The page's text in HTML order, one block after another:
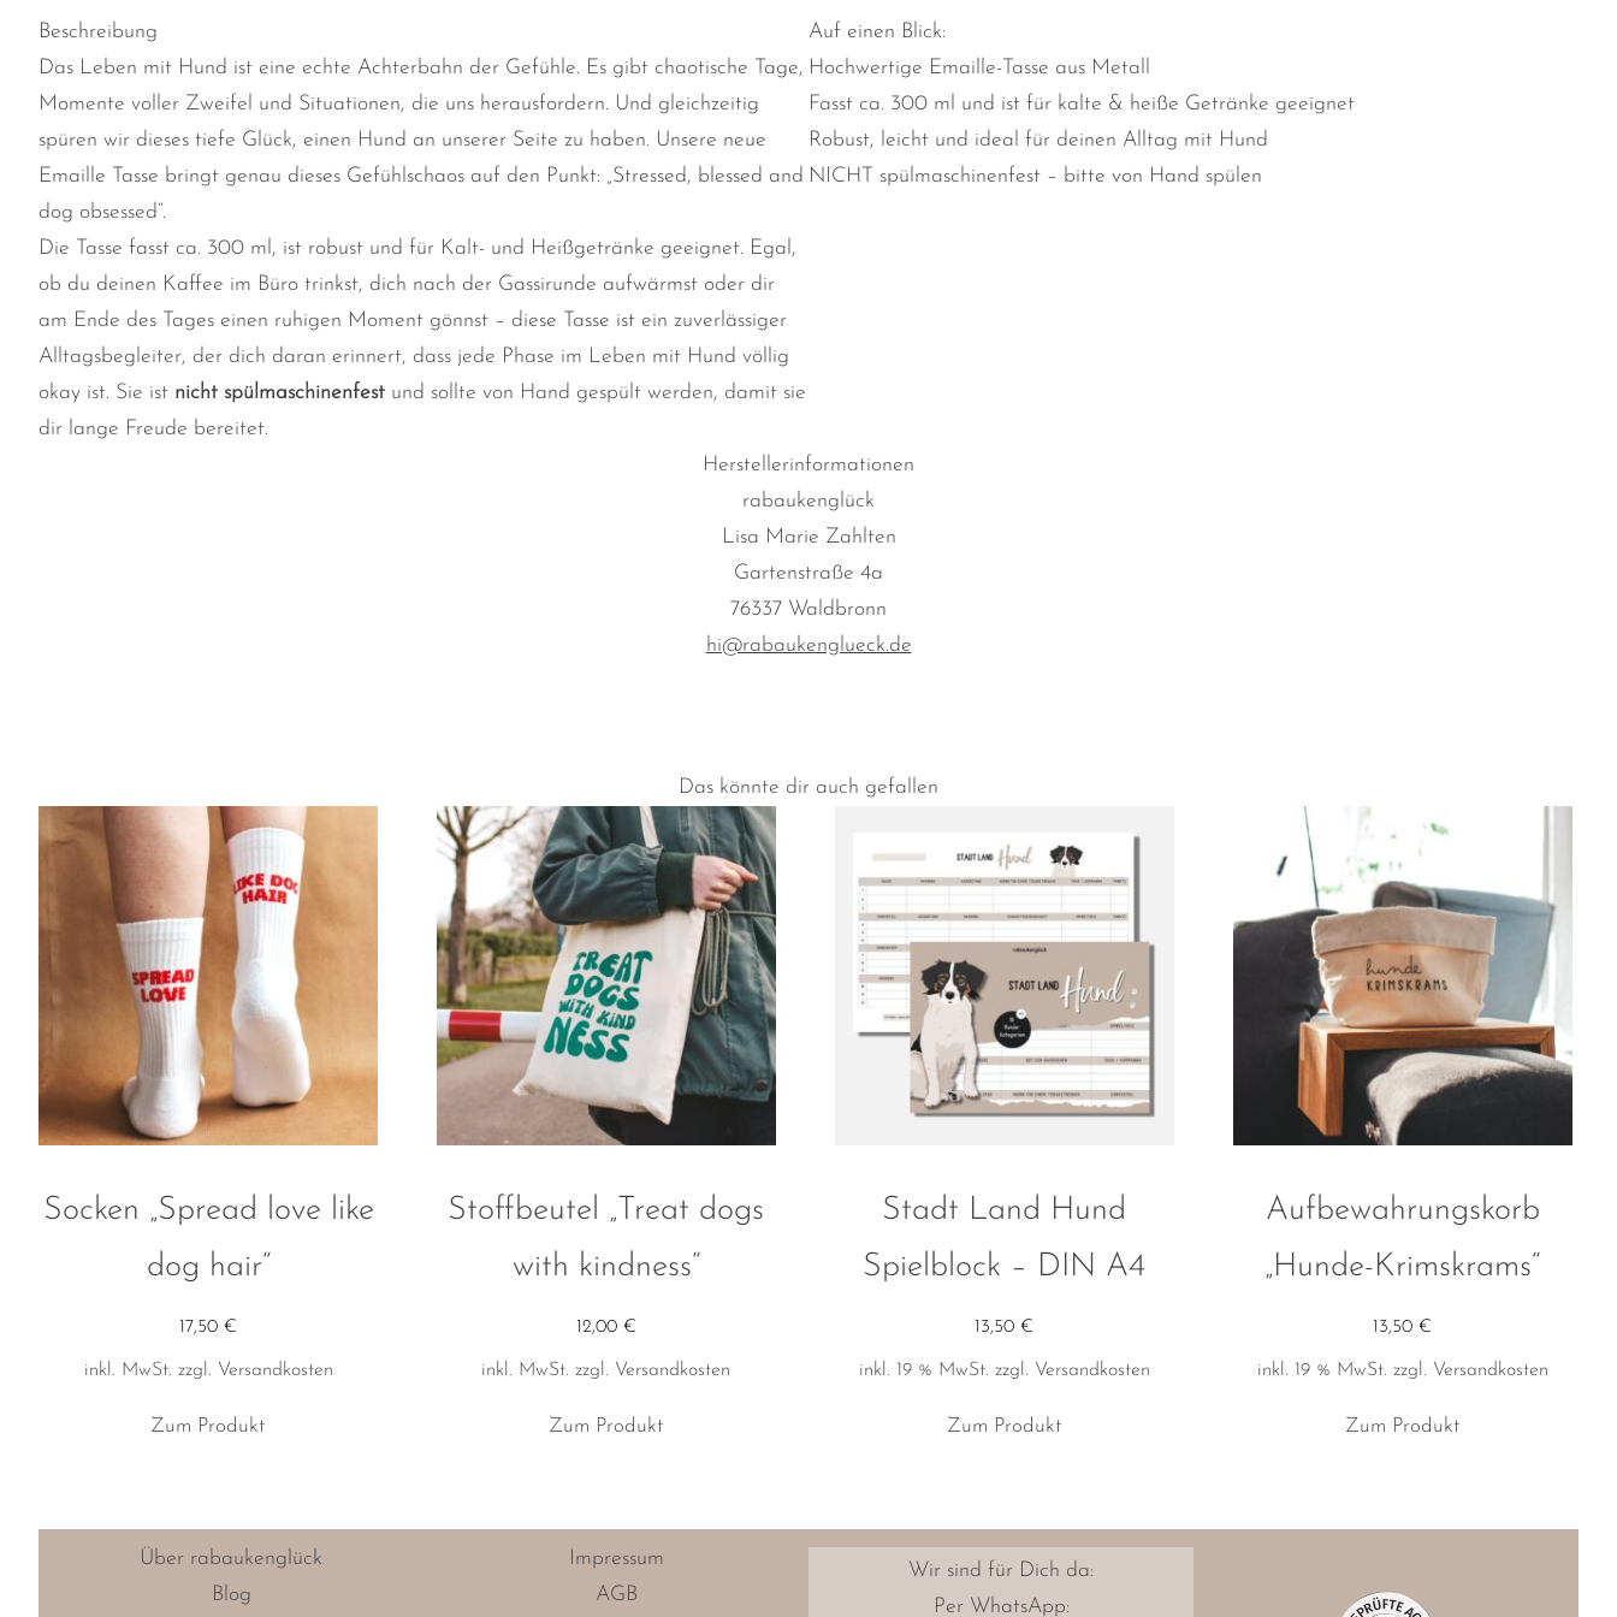
Beschreibung
Das Leben mit Hund ist eine echte Achterbahn der Gefühle. Es gibt chaotische Tage,
Momente voller Zweifel und Situationen, die uns herausfordern. Und gleichzeitig
spüren wir dieses tiefe Glück, einen Hund an unserer Seite zu haben. Unsere neue
Emaille Tasse bringt genau dieses Gefühlschaos auf den Punkt: „Stressed, blessed and
dog obsessed“.
Die Tasse fasst ca. 300 ml, ist robust und für Kalt- und Heißgetränke geeignet. Egal,
ob du deinen Kaffee im Büro trinkst, dich nach der Gassirunde aufwärmst oder dir
am Ende des Tages einen ruhigen Moment gönnst – diese Tasse ist ein zuverlässiger
Alltagsbegleiter, der dich daran erinnert, dass jede Phase im Leben mit Hund völlig
okay ist. Sie ist nicht spülmaschinenfest und sollte von Hand gespült werden, damit sie
dir lange Freude bereitet.
Auf einen Blick:
Hochwertige Emaille-Tasse aus Metall
Fasst ca. 300 ml und ist für kalte & heiße Getränke geeignet
Robust, leicht und ideal für deinen Alltag mit Hund
NICHT spülmaschinenfest – bitte von Hand spülen
Herstellerinformationen
rabaukenglück
Lisa Marie Zahlten
Gartenstraße 4a
76337 Waldbronn
hi@rabaukenglueck.de
Das könnte dir auch gefallen
Socken „Spread love like
dog hair“
17,50 €
inkl. MwSt. zzgl. Versandkosten
Zum Produkt
Varianten
Stoffbeutel „Treat dogs
with kindness“
12,00 €
inkl. MwSt. zzgl. Versandkosten
Zum Produkt
Stadt Land Hund
Spielblock – DIN A4
13,50 €
inkl. 19 % MwSt. zzgl. Versandkosten
Zum Produkt
Aufbewahrungskorb
„Hunde-Krimskrams“
13,50 €
inkl. 19 % MwSt. zzgl. Versandkosten
Zum Produkt
Über rabaukenglück
Blog
Impressum
AGB
Wir sind für Dich da:
Per WhatsApp: